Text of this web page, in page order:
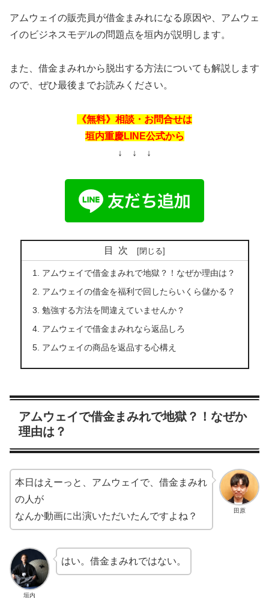
アムウェイの販売員が借金まみれになる原因や、アムウェ
イのビジネスモデルの問題点を垣内が説明します。
また、借金まみれから脱出する方法についても解説します
ので、ぜひ最後までお読みください。
《無料》相談・お問合せは
垣内重慶LINE公式から
↓ ↓ ↓
目次
アムウェイで借金まみれで地獄？！なぜか理由は？
アムウェイの借金を福利で回したらいくら儲かる？
勉強する方法を間違えていませんか？
アムウェイで借金まみれなら返品しろ
アムウェイの商品を返品する心構え
アムウェイで借金まみれで地獄？！なぜか
理由は？
田原
本日はえーっと、アムウェイで、借金まみれ
の人が​​
なんか動画に出演いただいたんですよね？
垣内
はい。借金まみれではない。